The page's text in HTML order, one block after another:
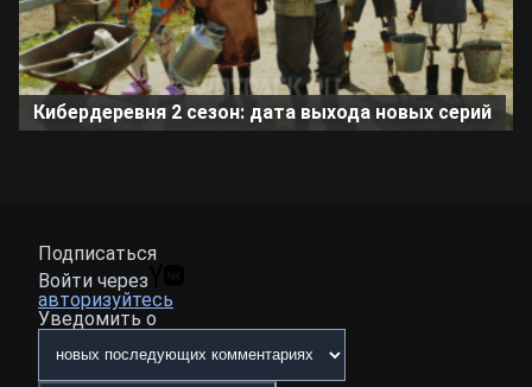
Кибердеревня 2 сезон: дата выхода новых серий
Подписаться
Войти через
авторизуйтесь
Уведомить о